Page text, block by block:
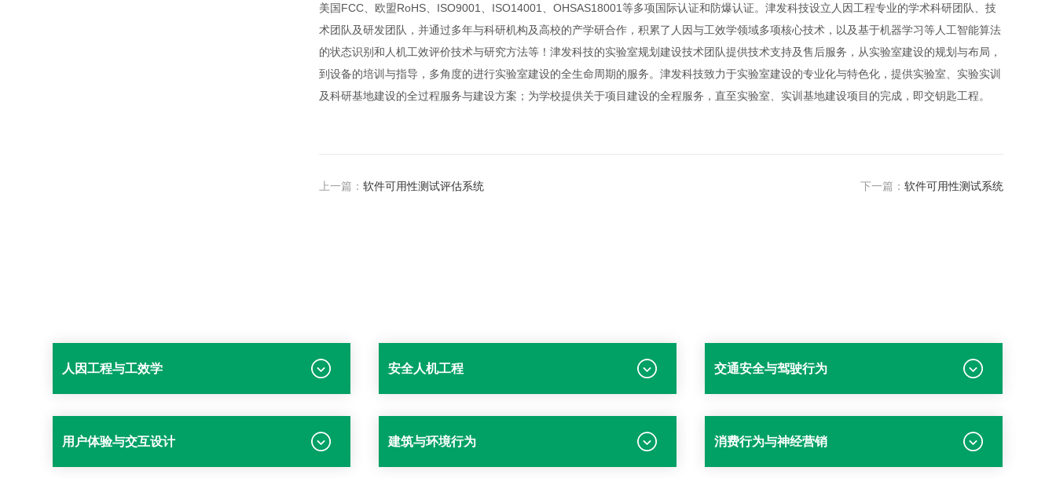
美国FCC、欧盟RoHS、ISO9001、ISO14001、OHSAS18001等多项国际认证和防爆认证。津发科技设立人因工程专业的学术科研团队、技
术团队及研发团队，并通过多年与科研机构及高校的产学研合作，积累了人因与工效学领域多项核心技术，以及基于机器学习等人工智能算法
的状态识别和人机工效评价技术与研究方法等！津发科技的实验室规划建设技术团队提供技术支持及售后服务，从实验室建设的规划与布局，
到设备的培训与指导，多角度的进行实验室建设的全生命周期的服务。津发科技致力于实验室建设的专业化与特色化，提供实验室、实验实训
及科研基地建设的全过程服务与建设方案；为学校提供关于项目建设的全程服务，直至实验室、实训基地建设项目的完成，即交钥匙工程。
上一篇： 软件可用性测试评估系统 下一篇： 软件可用性测试系统
人因工程与工效学 安全人机工程 交通安全与驾驶行为
用户体验与交互设计 建筑与环境行为 消费行为与神经营销